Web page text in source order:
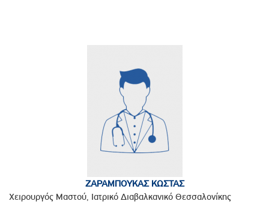
ΖΑΡΑΜΠΟΥΚΑΣ ΚΩΣΤΑΣ
Χειρουργός Μαστού, Ιατρικό Διαβαλκανικό Θεσσαλονίκης